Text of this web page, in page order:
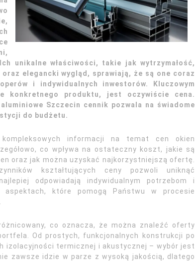
unikalne właściwości, takie jak wytrzymałość,
elegancki wygląd, sprawiają, że są one coraz
i indywidualnych inwestorów. Kluczowym
konkretnego produktu, jest oczywiście cena.
Szczecin cennik pozwala na świadome
do budżetu.
informacji na temat cen okien
co wpływa na ostateczny koszt, jakie są
oraz jak można uzyskać najkorzystniejszą ofertę.
kształtujących ceny pozwoli uniknąć
odpowiadają indywidualnym potrzebom i
aspektach, które pomogą Państwu w procesie
co oznacza, że można znaleźć oferty
Od prostych, funkcjonalnych konstrukcji po
izolacyjności termicznej i akustycznej – wybór jest
zawsze idzie w parze z wysoką jakością, dlatego